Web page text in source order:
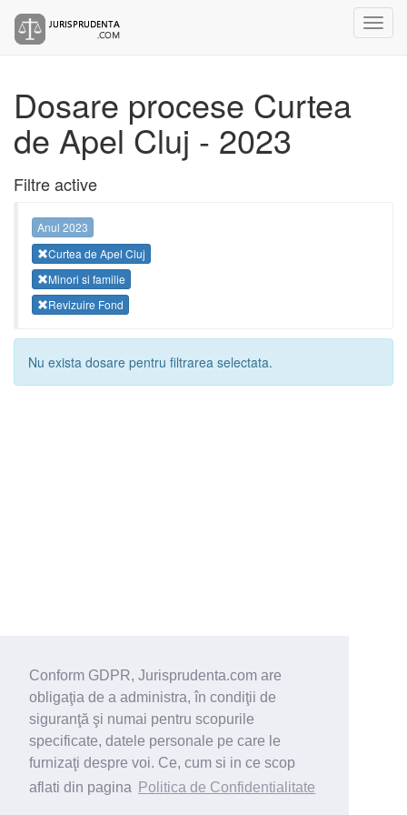
Conform GDPR, Jurisprudenta.com are
obligaţia de a administra, în condiţii de
siguranţă şi numai pentru scopurile
specificate, datele personale pe care le
furnizaţi despre voi. Ce, cum si in ce scop
aflati din pagina
Politica de Confidentialitate
Dosare procese Curtea
de Apel Cluj - 2023
Filtre active
Anul 2023
Curtea de Apel Cluj
Minori si familie
Revizuire Fond
Nu exista dosare pentru filtrarea selectata.